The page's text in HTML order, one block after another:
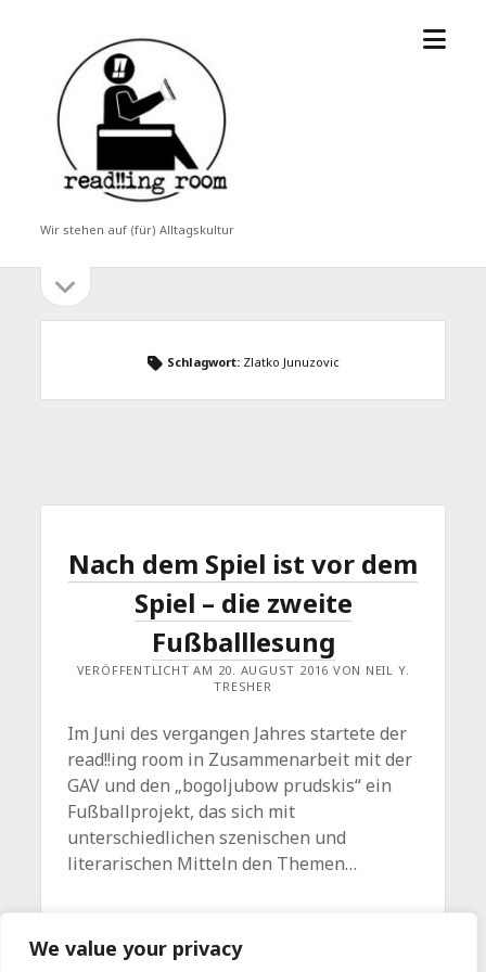
We value your privacy
read!!ing
room
Wir stehen auf (für) Alltagskultur
Menü
Seitenleiste
öffnen
Schlagwort: Zlatko Junuzovic
Nach dem Spiel ist vor dem
Spiel – die zweite
Fußballlesung
VERÖFFENTLICHT AM 20. AUGUST 2016 VON NEIL Y.
TRESHER
Im Juni des vergangen Jahres startete der
read!!ing room in Zusammenarbeit mit der
GAV und den „bogoljubow prudskis“ ein
Fußballprojekt, das sich mit
unterschiedlichen szenischen und
literarischen Mitteln den Themen…
DEM